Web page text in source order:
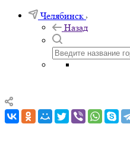
Челябинск
Назад